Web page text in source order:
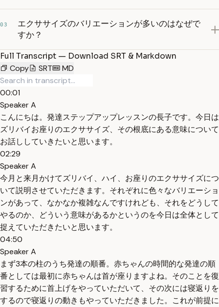
03
エクササイズのバリエーションが多いのはなぜで
すか？
Full Transcript — Download SRT & Markdown
Copy
SRT MD
00:01
Speaker A
こんにちは。発達ステップアップレッスンの長子です。今日は
ズリバイお座りのエクササイズ、その根底にある意味について
お話ししていきたいと思います。
02:29
Speaker A
今月と来月かけてズリバイ、ハイ、お座りのエクササイズにつ
いて説明させていただきます。それぞれに色々なバリエーショ
ンがあって、なかなか複雑なんですけれども、それをどうして
やるのか、どういう意味があるかというのを今日は全体として
捉えていただきたいと思います。
04:50
Speaker A
まず3本の柱のうち発達の順番。赤ちゃんの時間的な発達の順
番としては最初に赤ちゃんは首が座りますよね。そのことを復
習するために首上げをやっていただいて、その次には寝返りを
するので寝返りの動きもやっていただきました。これが前提に